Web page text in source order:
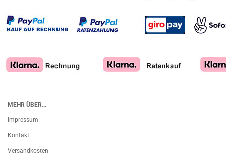
MEHR ÜBER...
Impressum
Kontakt
Versandkosten